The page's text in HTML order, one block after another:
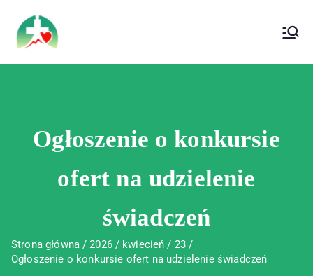
Wojewódzki Szpital Specjalistyczny im.
Św. Rafała w Czerwonej Górze
Ogłoszenie o konkursie
ofert na udzielenie
świadczeń
Strona główna 2026 kwiecień
23
Ogłoszenie o konkursie ofert na udzielenie świadczeń